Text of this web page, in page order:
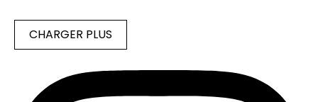
CHARGER PLUS